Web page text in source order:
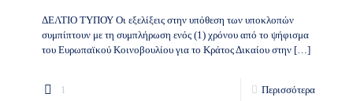
ΔΕΛΤΙΟ ΤΥΠΟΥ Οι εξελίξεις στην υπόθεση των υποκλοπών
συμπίπτουν με τη συμπλήρωση ενός (1) χρόνου από το ψήφισμα
του Ευρωπαϊκού Κοινοβουλίου για το Κράτος Δικαίου στην […]
1 Περισσότερα